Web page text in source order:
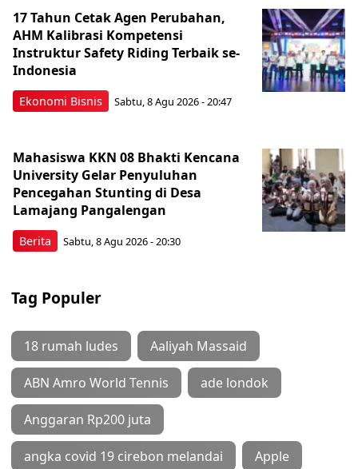
Ekonomi Bisnis
17 Tahun Cetak Agen Perubahan,
AHM Kalibrasi Kompetensi
Instruktur Safety Riding Terbaik se-
Indonesia
Sabtu, 8 Agu 2026 - 20:47
Berita
Mahasiswa KKN 08 Bhakti Kencana
University Gelar Penyuluhan
Pencegahan Stunting di Desa
Lamajang Pangalengan
Sabtu, 8 Agu 2026 - 20:30
Tag Populer
18 rumah ludes Aaliyah Massaid
ABN Amro World Tennis ade londok
Anggaran Rp200 juta
angka covid 19 cirebon melandai Apple